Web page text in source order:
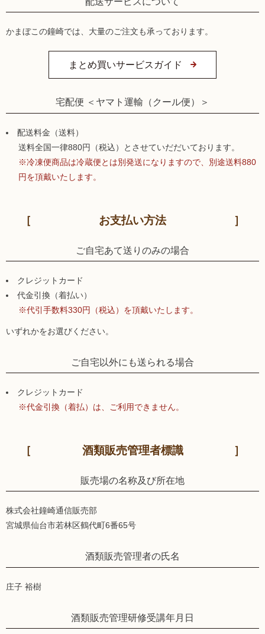
かまぼこの鐘崎では、大量のご注文も承っております。
まとめ買いサービスガイド
宅配便 ＜ヤマト運輸（クール便）＞
配送料金（送料）
送料全国一律880円（税込）とさせていだだいております。
※冷凍便商品は冷蔵便とは別発送になりますので、別途送料880
円を頂戴いたします。
お支払い方法
ご自宅あて送りのみの場合
クレジットカード
代金引換（着払い）
※代引手数料330円（税込）を頂戴いたします。
いずれかをお選びください。
ご自宅以外にも送られる場合
クレジットカード
※代金引換（着払）は、ご利用できません。
酒類販売管理者標識
販売場の名称及び所在地
株式会社鐘崎通信販売部
宮城県仙台市若林区鶴代町6番65号
酒類販売管理者の氏名
庄子 裕樹
酒類販売管理研修受講年月日